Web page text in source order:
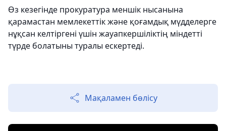
Өз кезегінде прокуратура меншік нысанына
қарамастан мемлекеттік және қоғамдық мүдделерге
нұқсан келтіргені үшін жауапкершіліктің міндетті
түрде болатыны туралы ескертеді.
Мақаламен бөлісу